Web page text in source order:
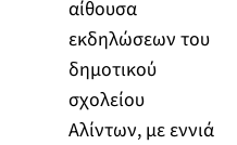
αίθουσα
εκδηλώσεων του
δημοτικού
σχολείου
Αλίντων, με εννιά